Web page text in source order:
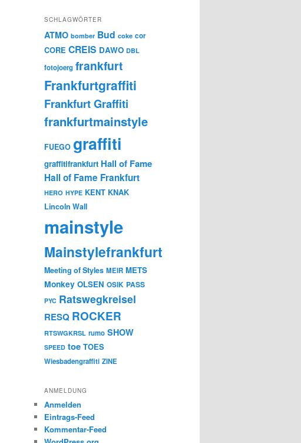
SCHLAGWÖRTER
ATMO bomber Bud coke cor
CORE CREIS DAWO DBL
fotojoerg frankfurt
Frankfurtgraffiti
Frankfurt Graffiti
frankfurtmainstyle
FUEGO graffiti
graffitifrankfurt Hall of Fame
Hall of Fame Frankfurt
HERO HYPE KENT KNAK
Lincoln Wall
mainstyle
Mainstylefrankfurt
Meeting of Styles MEIR METS
Monkey OLSEN OSIK PASS
PYC Ratswegkreisel
RESQ ROCKER
RTSWGKRSL rumo SHOW
SPEED toe TOES
Wiesbadengraffiti ZINE
ANMELDUNG
Anmelden
Eintrags-Feed
Kommentar-Feed